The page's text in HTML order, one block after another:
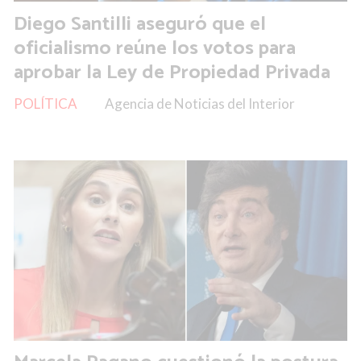
Diego Santilli aseguró que el
oficialismo reúne los votos para
aprobar la Ley de Propiedad Privada
Agencia de Noticias del Interior
POLÍTICA